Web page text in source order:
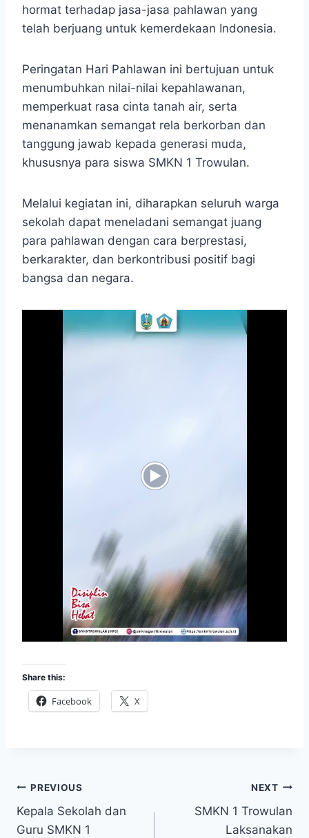
hormat terhadap jasa-jasa pahlawan yang
telah berjuang untuk kemerdekaan Indonesia.
Peringatan Hari Pahlawan ini bertujuan untuk
menumbuhkan nilai-nilai kepahlawanan,
memperkuat rasa cinta tanah air, serta
menanamkan semangat rela berkorban dan
tanggung jawab kepada generasi muda,
khususnya para siswa SMKN 1 Trowulan.
Melalui kegiatan ini, diharapkan seluruh warga
sekolah dapat meneladani semangat juang
para pahlawan dengan cara berprestasi,
berkarakter, dan berkontribusi positif bagi
bangsa dan negara.
Share this:
Facebook X
Post
navigation
PREVIOUS
Kepala Sekolah dan
Guru SMKN 1
NEXT
SMKN 1 Trowulan
Laksanakan